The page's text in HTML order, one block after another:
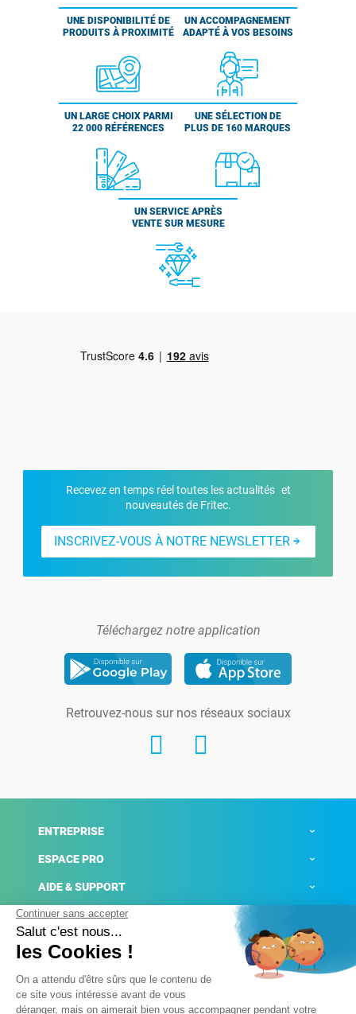
UNE DISPONIBILITÉ DE
PRODUITS À PROXIMITÉ
UN ACCOMPAGNEMENT
ADAPTÉ À VOS BESOINS
UN LARGE CHOIX PARMI
22 000 RÉFÉRENCES
UNE SÉLECTION DE
PLUS DE 160 MARQUES
UN SERVICE APRÈS
VENTE SUR MESURE
Recevez en temps réel toutes les actualités et
nouveautés de Fritec.
INSCRIVEZ-VOUS À NOTRE NEWSLETTER
Téléchargez notre application
Retrouvez-nous sur nos réseaux sociaux
ENTREPRISE
ESPACE PRO
AIDE & SUPPORT
ACTUALITÉS
Mentions légales